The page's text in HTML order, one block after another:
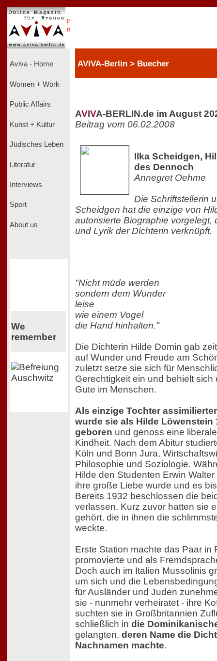
P
R
Aviva - Home
Women + Work
Public Affairs
Kunst + Kultur
Jüdisches Leben
Literatur
Interviews
Sport
About us
We
remember
AVIVA-Berlin > Buecher
AVIVA-BERLIN.de im August
Beitrag vom 06.02.2008
Ilka Scheidgen,
des Dennoch
Annegret Oehme
Die Schriftstellerin
Scheidgen hat die einzige von
autorisierte Biographie vorgelegt,
und Lyrik der Dichterin verknüpft.
"Nicht müde werden
sondern dem Wunder
leise
wie einem Vogel
die Hand hinhalten."
Die Dichterin Hilde Domin gab
auf Wunder und Freude am
zuletzt setze sie sich für
Gerechtigkeit ein und behielt
Gute im Menschen.
Als einzige Tochter
wurde sie als Hilde Löwenstein
geboren und genoss eine
Kindheit. Nach dem Abitur
Köln und Bonn Jura,
Philosophie und Soziologie.
Hilde den Studenten Erwin
ihre große Liebe wurde und es
Bereits 1932 beschlossen die
verlassen. Kurz zuvor hatten sie
gehört, die in ihnen die
weckte.
Erste Station machte das Paar in
promovierte und als
Doch auch im Italien Mussolinis
um sich und die
für Ausländer und Juden
sie - nunmehr verheiratet - ihre
suchten sie in Großbritannien
schließlich in die
gelangten, deren Name die
Nachnamen machte.